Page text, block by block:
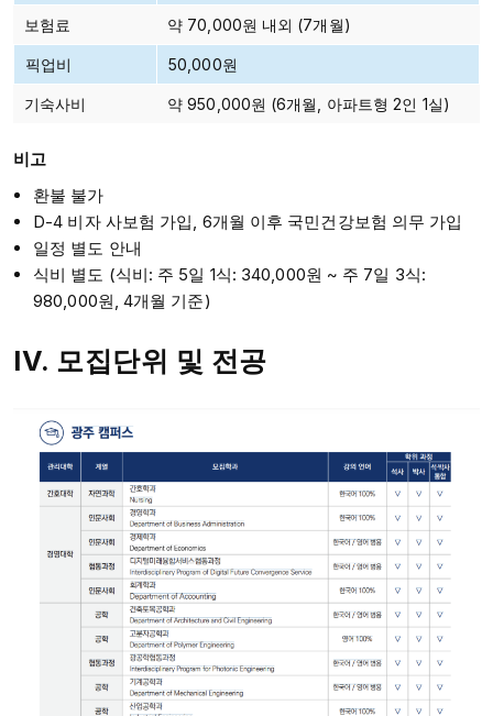
보험료 약 70,000원 내외 (7개월)
픽업비 50,000원
기숙사비 약 950,000원 (6개월, 아파트형 2인 1실)
비고
환불 불가
D-4 비자 사보험 가입, 6개월 이후 국민건강보험 의무 가입
일정 별도 안내
식비 별도 (식비: 주 5일 1식: 340,000원 ~ 주 7일 3식:
980,000원, 4개월 기준)
IV. 모집단위 및 전공